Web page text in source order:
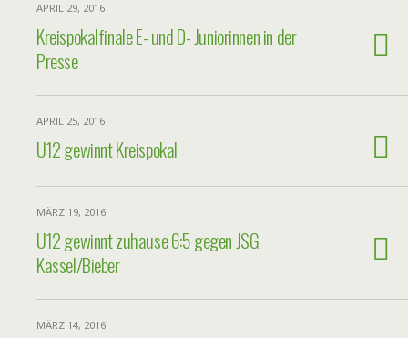
APRIL 29, 2016
Kreispokalfinale E- und D- Juniorinnen in der
Presse
APRIL 25, 2016
U12 gewinnt Kreispokal
MÄRZ 19, 2016
U12 gewinnt zuhause 6:5 gegen JSG
Kassel/Bieber
MÄRZ 14, 2016